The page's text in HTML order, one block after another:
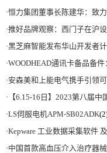
·恒力集团董事长陈建华：致力于打造全球行业标杆，
·推好品牌观察：西门子在沪
·黑芝麻智能发布华山开发者
·WOODHEAD通讯卡备品备件：
·安森美和上能电气携手引领可持续能源应用的发展
· 【6.15-16日】2023第八届
·LS伺服电机APM-SB02ADK
·Kepware 工业数据采集软件
·中国首款高血压介入治疗器